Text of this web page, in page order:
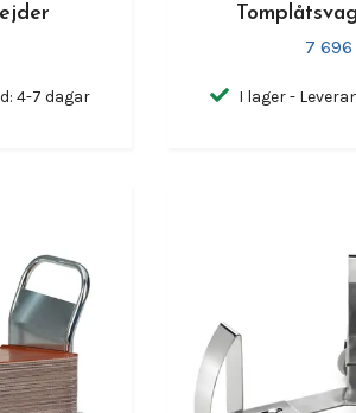
4-7 dagar
7
I lager -